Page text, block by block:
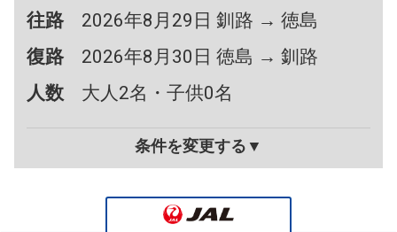
往路
2026年8月29日 釧路 → 徳島
復路
2026年8月30日 徳島 → 釧路
人数
大人2名・子供0名
条件を変更する▼